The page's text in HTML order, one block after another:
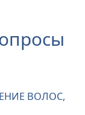
ВОЛОС,